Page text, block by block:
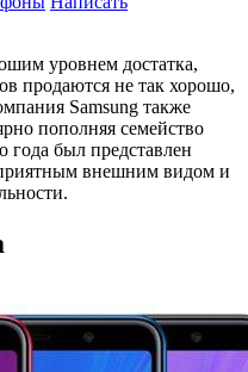
уровнем достатка,
продаются не так хорошо,
Samsung также
пополняя семейство
года был представлен
внешним видом и